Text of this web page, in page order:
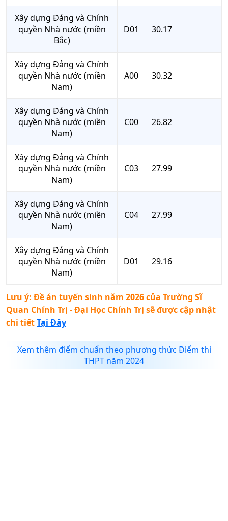
Xây dựng Đảng và Chính
quyền Nhà nước (miền
Bắc)
D01 30.17
Xây dựng Đảng và Chính
quyền Nhà nước (miền
Nam)
A00 30.32
Xây dựng Đảng và Chính
quyền Nhà nước (miền
Nam)
C00 26.82
Xây dựng Đảng và Chính
quyền Nhà nước (miền
Nam)
C03 27.99
Xây dựng Đảng và Chính
quyền Nhà nước (miền
Nam)
C04 27.99
Xây dựng Đảng và Chính
quyền Nhà nước (miền
Nam)
D01 29.16
Lưu ý: Đề án tuyển sinh năm 2026 của Trường Sĩ
Quan Chính Trị - Đại Học Chính Trị sẽ được cập nhật
chi tiếtTại Đây
Xem thêm điểm chuẩn theo phương thức Điểm thi
THPT năm 2024